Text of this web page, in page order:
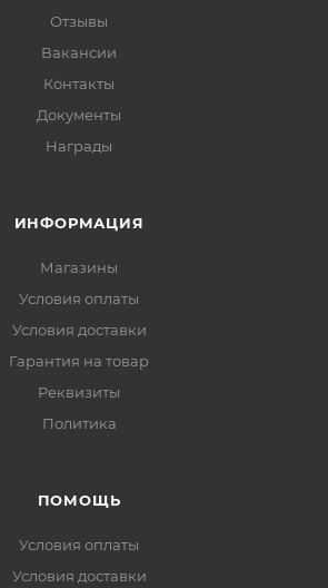
Отзывы
Вакансии
Контакты
Документы
Награды
ИНФОРМАЦИЯ
Магазины
Условия оплаты
Условия доставки
Гарантия на товар
Реквизиты
Политика
ПОМОЩЬ
Условия оплаты
Условия доставки